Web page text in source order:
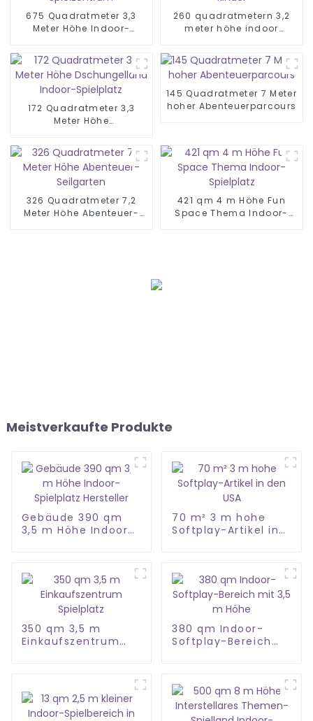
675 Quadratmeter 3,3
Meter Höhe Indoor-
260 quadratmetern 3,2
meter höhe indoor
172 Quadratmeter 3,3
Meter Höhe
Spielplatz
145 Quadratmeter 7 Meter
hoher Abenteuerparcours
326 Quadratmeter 7,2
Meter Höhe Abenteuer-
421 qm 4 m Höhe Fun
Space Thema Indoor-
Meistverkaufte Produkte
Gebäude 390 qm
3,5 m Höhe Indoor-
70 m² 3 m hohe
Softplay-Artikel in
350 qm 3,5 m
Einkaufszentrum
380 qm Indoor-
Softplay-Bereich